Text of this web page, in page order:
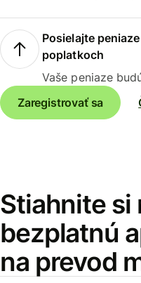
Posielajte
poplatkoch
Vaše peniaze
Zaregistrovať sa
Stiahnite si
bezplatnú
na prevod